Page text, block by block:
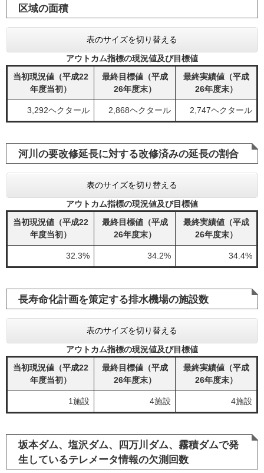
区域の面積
表のサイズを切り替える
アウトカム指標の現況値及び目標値
当初現況値（平成22
年度当初）
最終目標値（平成
26年度末）
最終実績値（平成
26年度末）
3,292ヘクタール 2,868ヘクタール 2,747ヘクタール
河川の要改修延長に対する改修済みの延長の割合
表のサイズを切り替える
アウトカム指標の現況値及び目標値
当初現況値（平成22
年度当初）
最終目標値（平成
26年度末）
最終実績値（平成
26年度末）
32.3% 34.2% 34.4%
長寿命化計画を策定する排水機場の施設数
表のサイズを切り替える
アウトカム指標の現況値及び目標値
当初現況値（平成22
年度当初）
最終目標値（平成
26年度末）
最終実績値（平成
26年度末）
1施設 4施設 4施設
坂本ダム、塩沢ダム、四万川ダム、霧積ダムで発
生しているテレメータ情報の欠測回数